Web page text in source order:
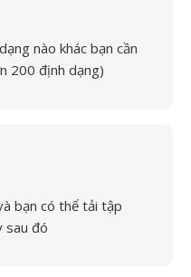
nào khác bạn cần
200 định dạng)
bạn có thể tải tập
sau đó